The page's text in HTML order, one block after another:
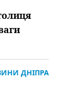
ДНІПРА